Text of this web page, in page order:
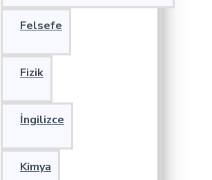
Felsefe
Fizik
İngilizce
Kimya